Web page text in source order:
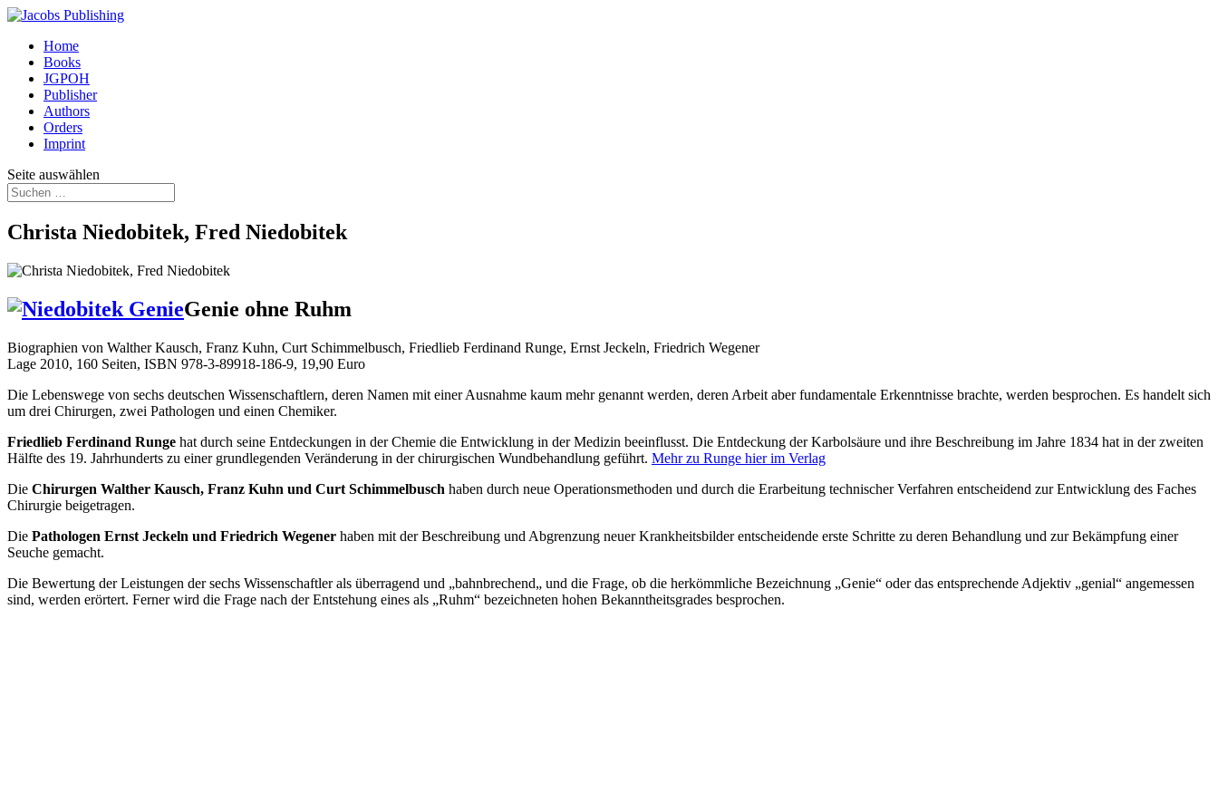
Home
Books
JGPOH
Publisher
Authors
Orders
Imprint
Seite auswählen
Christa Niedobitek, Fred Niedobitek
Genie ohne Ruhm
Biographien von Walther Kausch, Franz Kuhn, Curt Schimmelbusch, Friedlieb Ferdinand Runge, Ernst Jeckeln, Friedrich Wegener
Lage 2010, 160 Seiten, ISBN 978-3-89918-186-9, 19,90 Euro
Die Lebenswege von sechs deutschen Wissenschaftlern, deren Namen mit einer Ausnahme kaum mehr genannt werden, deren Arbeit aber fundamentale Erkenntnisse brachte, werden besprochen. Es handelt sich
um drei Chirurgen, zwei Pathologen und einen Chemiker.
Friedlieb Ferdinand Runge hat durch seine Entdeckungen in der Chemie die Entwicklung in der Medizin beeinflusst. Die Entdeckung der Karbolsäure und ihre Beschreibung im Jahre 1834 hat in der zweiten
Hälfte des 19. Jahrhunderts zu einer grundlegenden Veränderung in der chirurgischen Wundbehandlung geführt. Mehr zu Runge hier im Verlag
Die Chirurgen Walther Kausch, Franz Kuhn und Curt Schimmelbusch haben durch neue Operationsmethoden und durch die Erarbeitung technischer Verfahren entscheidend zur Entwicklung des Faches
Chirurgie beigetragen.
Die Pathologen Ernst Jeckeln und Friedrich Wegener haben mit der Beschreibung und Abgrenzung neuer Krankheitsbilder entscheidende erste Schritte zu deren Behandlung und zur Bekämpfung einer
Seuche gemacht.
Die Bewertung der Leistungen der sechs Wissenschaftler als überragend und „bahnbrechend„ und die Frage, ob die herkömmliche Bezeichnung „Genie“ oder das entsprechende Adjektiv „genial“ angemessen
sind, werden erörtert. Ferner wird die Frage nach der Entstehung eines als „Ruhm“ bezeichneten hohen Bekanntheitsgrades besprochen.